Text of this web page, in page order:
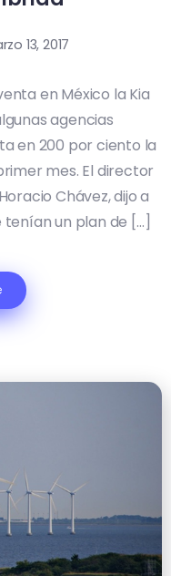
13, 2017
en México la Kia
agencias
en 200 por ciento la
mes. El director
Chávez, dijo a
tenían un plan de […]